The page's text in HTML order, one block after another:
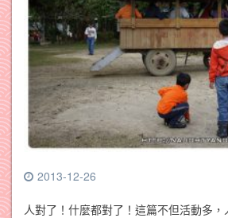
2013-12-26
人對了！什麼都對了！這篇不但活動多